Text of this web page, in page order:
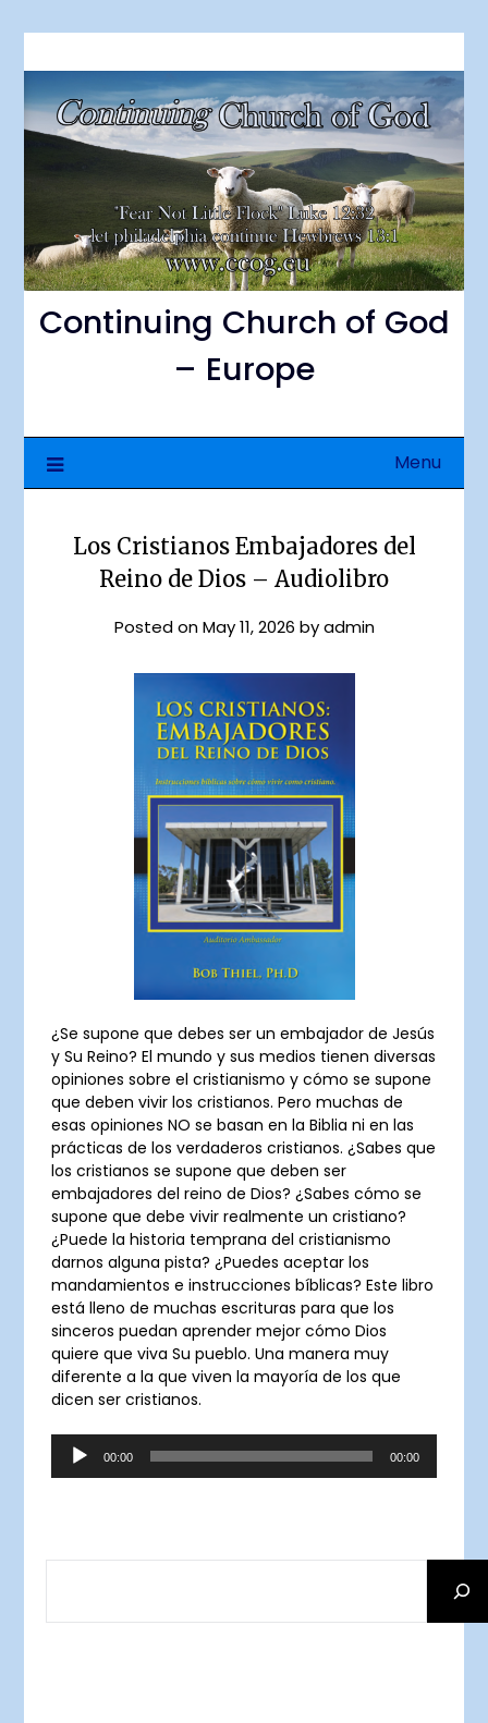
content
Continuing Church of God
– Europe
Menu
Los Cristianos Embajadores del
Reino de Dios – Audiolibro
Posted onMay 11, 2026 byadmin
¿Se supone que debes ser un embajador de Jesús
y Su Reino? El mundo y sus medios tienen diversas
opiniones sobre el cristianismo y cómo se supone
que deben vivir los cristianos. Pero muchas de
esas opiniones NO se basan en la Biblia ni en las
prácticas de los verdaderos cristianos. ¿Sabes que
los cristianos se supone que deben ser
embajadores del reino de Dios? ¿Sabes cómo se
supone que debe vivir realmente un cristiano?
¿Puede la historia temprana del cristianismo
darnos alguna pista? ¿Puedes aceptar los
mandamientos e instrucciones bíblicas? Este libro
está lleno de muchas escrituras para que los
sinceros puedan aprender mejor cómo Dios
quiere que viva Su pueblo. Una manera muy
diferente a la que viven la mayoría de los que
dicen ser cristianos.
Audio
Player
00:00 00:00